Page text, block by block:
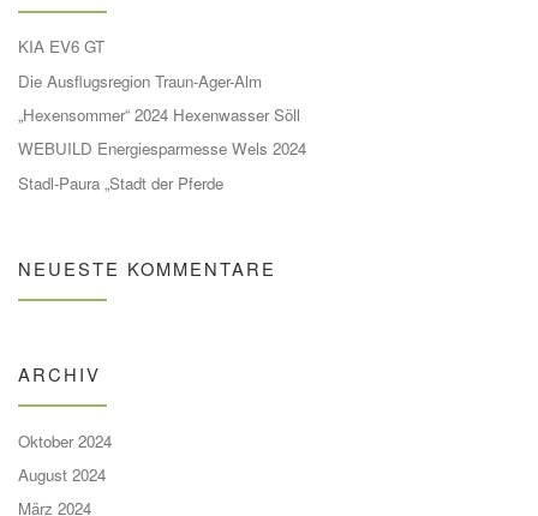
KIA EV6 GT
Die Ausflugsregion Traun-Ager-Alm
„Hexensommer“ 2024 Hexenwasser Söll
WEBUILD Energiesparmesse Wels 2024
Stadl-Paura „Stadt der Pferde
NEUESTE KOMMENTARE
ARCHIV
Oktober 2024
August 2024
März 2024